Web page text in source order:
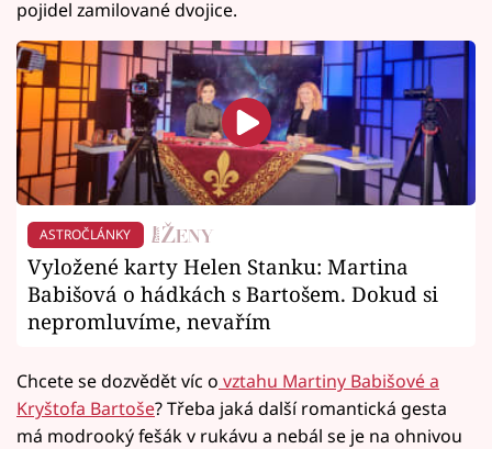
pojidel zamilované dvojice.
ASTROČLÁNKY
Vyložené karty Helen Stanku: Martina
Babišová o hádkách s Bartošem. Dokud si
nepromluvíme, nevařím
Chcete se dozvědět víc o vztahu Martiny Babišové a
Kryštofa Bartoše? Třeba jaká další romantická gesta
má modrooký fešák v rukávu a nebál se je na ohnivou